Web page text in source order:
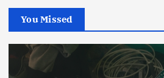
You Missed